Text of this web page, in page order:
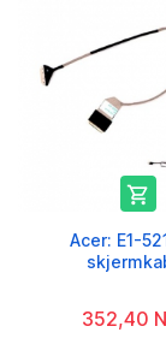

Acer: E1-
352,40